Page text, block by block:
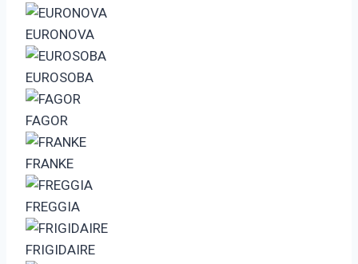
EURONOVA
EUROSOBA
FAGOR
FRANKE
FREGGIA
FRIGIDAIRE